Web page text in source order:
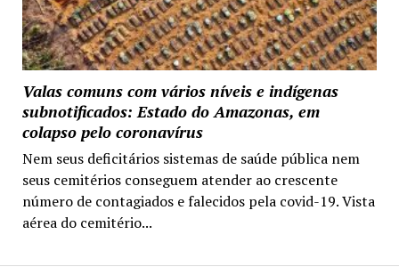
Valas comuns com vários níveis e indígenas
subnotificados: Estado do Amazonas, em
colapso pelo coronavírus
Nem seus deficitários sistemas de saúde pública nem
seus cemitérios conseguem atender ao crescente
número de contagiados e falecidos pela covid-19. Vista
aérea do cemitério...